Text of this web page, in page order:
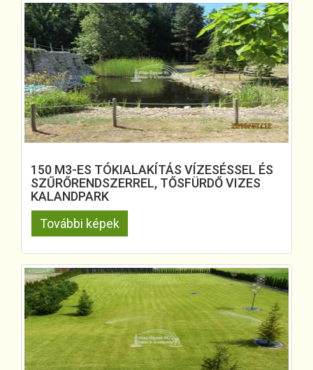
150 M3-ES TÓKIALAKÍTÁS VÍZESÉSSEL ÉS
SZŰRŐRENDSZERREL, TŐSFÜRDŐ VIZES
KALANDPARK
További képek